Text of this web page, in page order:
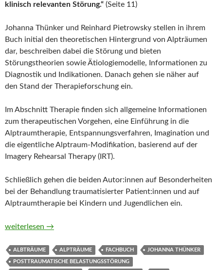
klinisch relevanten Störung.“ (Seite 11)
Johanna Thünker und Reinhard Pietrowsky stellen in ihrem
Buch initial den theoretischen Hintergrund von Alpträumen
dar, beschreiben dabei die Störung und bieten
Störungstheorien sowie Ätiologiemodelle, Informationen zu
Diagnostik und Indikationen. Danach gehen sie näher auf
den Stand der Therapieforschung ein.
Im Abschnitt Therapie finden sich allgemeine Informationen
zum therapeutischen Vorgehen, eine Einführung in die
Alptraumtherapie, Entspannungsverfahren, Imagination und
die eigentliche Alptraum-Modifikation, basierend auf der
Imagery Rehearsal Therapy (IRT).
Schließlich gehen die beiden Autor:innen auf Besonderheiten
bei der Behandlung traumatisierter Patient:innen und auf
Alptraumtherapie bei Kindern und Jugendlichen ein.
Alpträume. Ein Therapiemanual von Johanna Thünker und
weiterlesen →
ALBTRÄUME ALPTRÄUME FACHBUCH JOHANNA THÜNKER
POSTTRAUMATISCHE BELASTUNGSSTÖRUNG